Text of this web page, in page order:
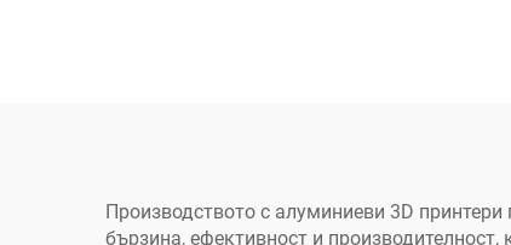
Производството с алуминиеви 3D
бързина, ефективност и